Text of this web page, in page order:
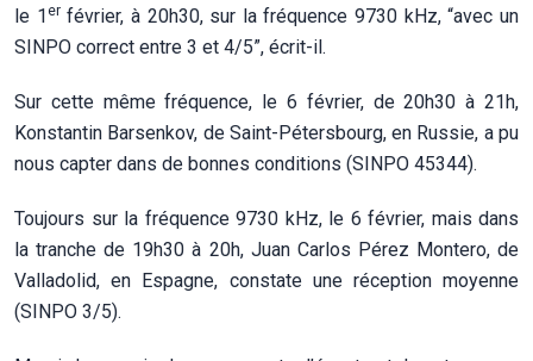
le 1 erfévrier, à 20h30, sur la fréquence 9730 kHz, “avec un
SINPO correct entre 3 et 4/5”, écrit-il.
Sur cette même fréquence, le 6 février, de 20h30 à 21h,
Konstantin Barsenkov, de Saint-Pétersbourg, en Russie, a pu
nous capter dans de bonnes conditions (SINPO 45344).
Toujours sur la fréquence 9730 kHz, le 6 février, mais dans
la tranche de 19h30 à 20h, Juan Carlos Pérez Montero, de
Valladolid, en Espagne, constate une réception moyenne
(SINPO 3/5).